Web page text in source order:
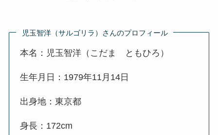
児玉智洋（サルゴリラ）さんのプロフィール
本名：児玉智洋（こだま ともひろ）
生年月日：1979年11月14日
出身地：東京都
身長：172cm